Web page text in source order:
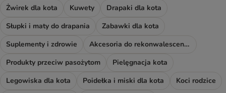
Żwirek dla kota
Kuwety
Drapaki dla kota
Słupki i maty do drapania
Zabawki dla kota
Suplementy i zdrowie
Akcesoria do rekonwalescencji
Produkty przeciw pasożytom
Pielęgnacja kota
Legowiska dla kota
Poidełka i miski dla kota
Koci rodzice